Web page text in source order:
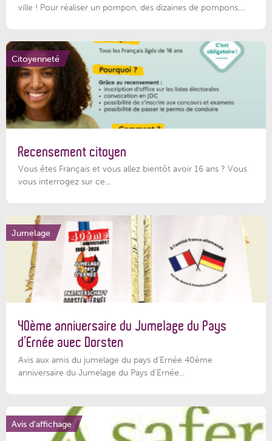
ville ! Pour réaliser un pompon, des dizaines de pompons,...
Citoyenneté
Recensement citoyen
Vous êtes Français et vous allez bientôt avoir 16 ans ? Vous
vous interrogez sur ce...
Jumelage
40ème anniversaire du Jumelage du Pays
d’Ernée avec Dorsten
Avis aux amis du jumelage du pays d'Ernée 40ème
anniversaire du Jumelage du Pays d'Ernée...
Avis d'affichage